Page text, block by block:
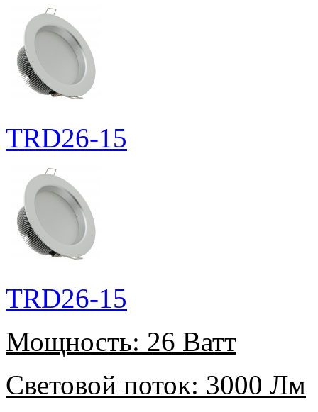
TRD26-15
TRD26-15
Мощность: 26 Ватт
Световой поток: 3000 Лм